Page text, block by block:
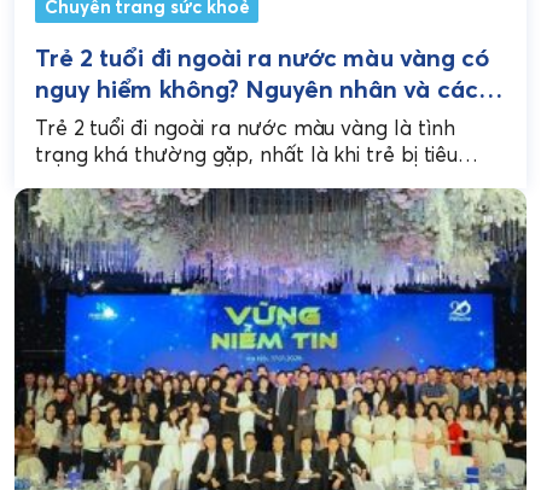
Chuyên trang sức khoẻ
Trẻ 2 tuổi đi ngoài ra nước màu vàng có
nguy hiểm không? Nguyên nhân và cách
xử lý
Trẻ 2 tuổi đi ngoài ra nước màu vàng là tình
trạng khá thường gặp, nhất là khi trẻ bị tiêu